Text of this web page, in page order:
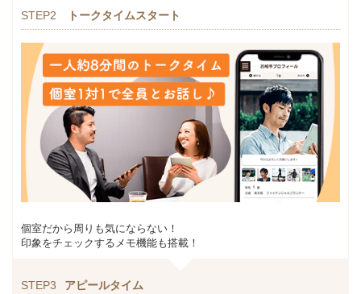
STEP2 トークタイムスタート
個室だから周りも気にならない！
印象をチェックするメモ機能も搭載！
STEP3 アピールタイム